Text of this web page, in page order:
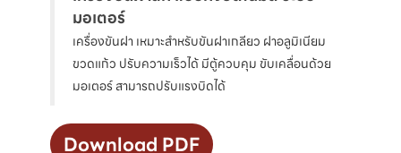
มอเตอร์
เครื่องขันฝา เหมาะสำหรับขันฝาเกลียว ฝาอลูมิเนียม
ขวดแก้ว ปรับความเร็วได้ มีตู้ควบคุม ขับเคลื่อนด้วย
มอเตอร์ สามารถปรับแรงบิดได้
Download PDF